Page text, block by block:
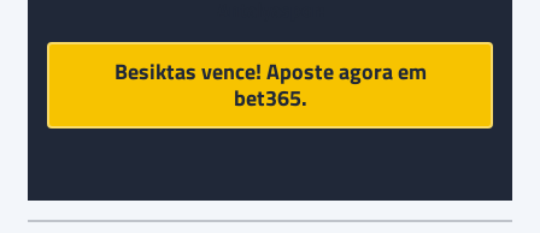
Besiktas vence! Aposte agora em
bet365.